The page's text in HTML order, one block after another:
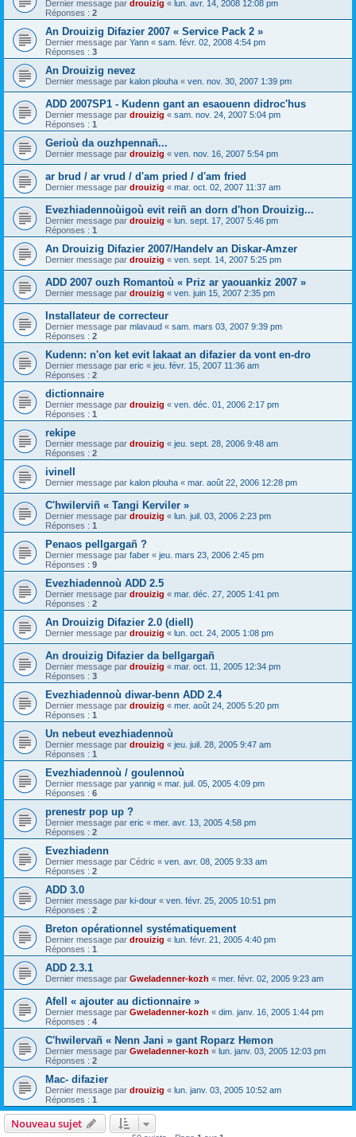
Dernier message par drouizig « lun. avr. 14, 2008 12:08 pm
Réponses : 2
An Drouizig Difazier 2007 « Service Pack 2 »
Dernier message par Yann « sam. févr. 02, 2008 4:54 pm
Réponses : 3
An Drouizig nevez
Dernier message par kalon plouha « ven. nov. 30, 2007 1:39 pm
ADD 2007SP1 - Kudenn gant an esaouenn didroc'hus
Dernier message par drouizig « sam. nov. 24, 2007 5:04 pm
Réponses : 1
Gerioù da ouzhpennañ...
Dernier message par drouizig « ven. nov. 16, 2007 5:54 pm
ar brud / ar vrud / d'am pried / d'am fried
Dernier message par drouizig « mar. oct. 02, 2007 11:37 am
Evezhiadennoùigoù evit reiñ an dorn d'hon Drouizig...
Dernier message par drouizig « lun. sept. 17, 2007 5:46 pm
Réponses : 1
An Drouizig Difazier 2007/Handelv an Diskar-Amzer
Dernier message par drouizig « ven. sept. 14, 2007 5:25 pm
ADD 2007 ouzh Romantoù « Priz ar yaouankiz 2007 »
Dernier message par drouizig « ven. juin 15, 2007 2:35 pm
Installateur de correcteur
Dernier message par mlavaud « sam. mars 03, 2007 9:39 pm
Réponses : 2
Kudenn: n'on ket evit lakaat an difazier da vont en-dro
Dernier message par eric « jeu. févr. 15, 2007 11:36 am
Réponses : 2
dictionnaire
Dernier message par drouizig « ven. déc. 01, 2006 2:17 pm
Réponses : 1
rekipe
Dernier message par drouizig « jeu. sept. 28, 2006 9:48 am
Réponses : 2
ivinell
Dernier message par kalon plouha « mar. août 22, 2006 12:28 pm
C'hwilerviñ « Tangi Kerviler »
Dernier message par drouizig « lun. juil. 03, 2006 2:23 pm
Réponses : 1
Penaos pellgargañ ?
Dernier message par faber « jeu. mars 23, 2006 2:45 pm
Réponses : 9
Evezhiadennoù ADD 2.5
Dernier message par drouizig « mar. déc. 27, 2005 1:41 pm
Réponses : 2
An Drouizig Difazier 2.0 (diell)
Dernier message par drouizig « lun. oct. 24, 2005 1:08 pm
An drouizig Difazier da bellgargañ
Dernier message par drouizig « mar. oct. 11, 2005 12:34 pm
Réponses : 3
Evezhiadennoù diwar-benn ADD 2.4
Dernier message par drouizig « mer. août 24, 2005 5:20 pm
Réponses : 1
Un nebeut evezhiadennoù
Dernier message par drouizig « jeu. juil. 28, 2005 9:47 am
Réponses : 1
Evezhiadennoù / goulennoù
Dernier message par yannig « mar. juil. 05, 2005 4:09 pm
Réponses : 6
prenestr pop up ?
Dernier message par eric « mer. avr. 13, 2005 4:58 pm
Réponses : 2
Evezhiadenn
Dernier message par Cédric « ven. avr. 08, 2005 9:33 am
Réponses : 2
ADD 3.0
Dernier message par ki-dour « ven. févr. 25, 2005 10:51 pm
Réponses : 2
Breton opérationnel systématiquement
Dernier message par drouizig « lun. févr. 21, 2005 4:40 pm
Réponses : 1
ADD 2.3.1
Dernier message par Gweladenner-kozh « mer. févr. 02, 2005 9:23 am
Afell « ajouter au dictionnaire »
Dernier message par Gweladenner-kozh « dim. janv. 16, 2005 1:44 pm
Réponses : 4
C'hwilervañ « Nenn Jani » gant Roparz Hemon
Dernier message par Gweladenner-kozh « lun. janv. 03, 2005 12:03 pm
Réponses : 2
Mac- difazier
Dernier message par drouizig « lun. janv. 03, 2005 10:52 am
Réponses : 1
Nouveau sujet